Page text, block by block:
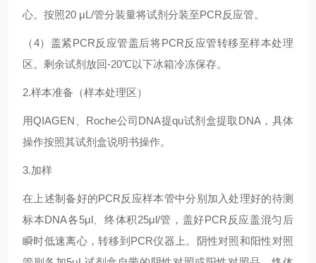
心。按照20 μL/管分装量将试剂分装至PCR反应管。
（4）盖紧PCR反应管盖后将PCR反应管转移至样本处理
区。剩余试剂放回-20℃以下冰箱冷冻保存。
2.样本准备（样本处理区）
用QIAGEN、Roche公司DNA提qu试剂盒提取DNA，具体
操作按照其试剂盒说明书操作。
3.加样
在上述制备好的PCR反应样本管中分别加入处理好的待测
标本DNA各5μl、终体积25μl/管，盖好PCR反应盖混匀后
瞬时低速离心，转移到PCR仪器上。阴性对照和阳性对照